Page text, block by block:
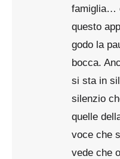
famiglia…
questo
godo la
bocca.
si sta in
silenzio
quelle
voce che
vede che